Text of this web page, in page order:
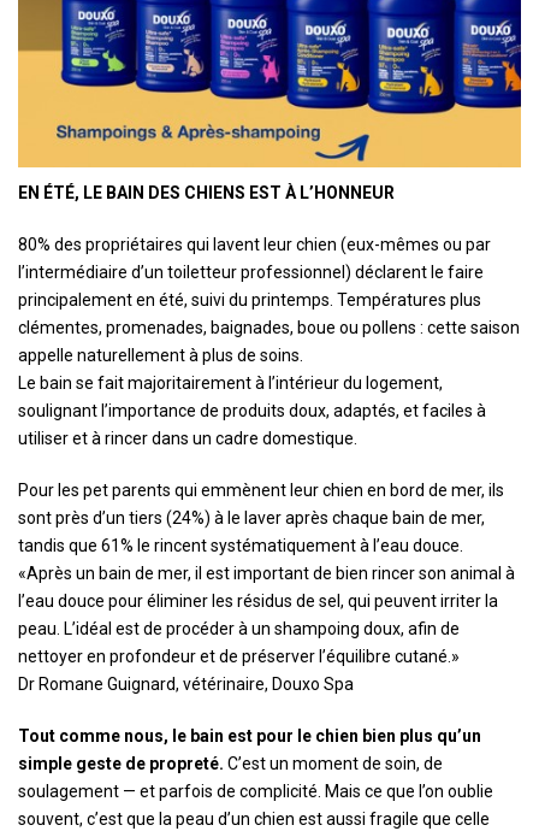
EN ÉTÉ, LE BAIN DES CHIENS EST À L’HONNEUR
80% des propriétaires qui lavent leur chien (eux-mêmes ou par
l’intermédiaire d’un toiletteur professionnel) déclarent le faire
principalement en été, suivi du printemps. Températures plus
clémentes, promenades, baignades, boue ou pollens : cette saison
appelle naturellement à plus de soins.
Le bain se fait majoritairement à l’intérieur du logement,
soulignant l’importance de produits doux, adaptés, et faciles à
utiliser et à rincer dans un cadre domestique.
Pour les pet parents qui emmènent leur chien en bord de mer, ils
sont près d’un tiers (24%) à le laver après chaque bain de mer,
tandis que 61% le rincent systématiquement à l’eau douce.
«Après un bain de mer, il est important de bien rincer son animal à
l’eau douce pour éliminer les résidus de sel, qui peuvent irriter la
peau. L’idéal est de procéder à un shampoing doux, afin de
nettoyer en profondeur et de préserver l’équilibre cutané.»
Dr Romane Guignard, vétérinaire, Douxo Spa
Tout comme nous, le bain est pour le chien bien plus qu’un
simple geste de propreté. C’est un moment de soin, de
soulagement — et parfois de complicité. Mais ce que l’on oublie
souvent, c’est que la peau d’un chien est aussi fragile que celle